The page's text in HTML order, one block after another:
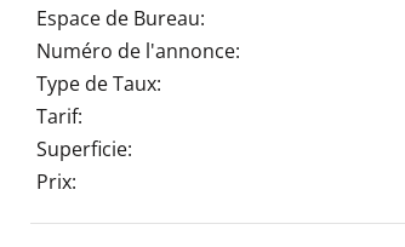
Espace de Bureau:
Numéro de l'annonce:
Type de Taux:
Tarif:
Superficie:
Prix: